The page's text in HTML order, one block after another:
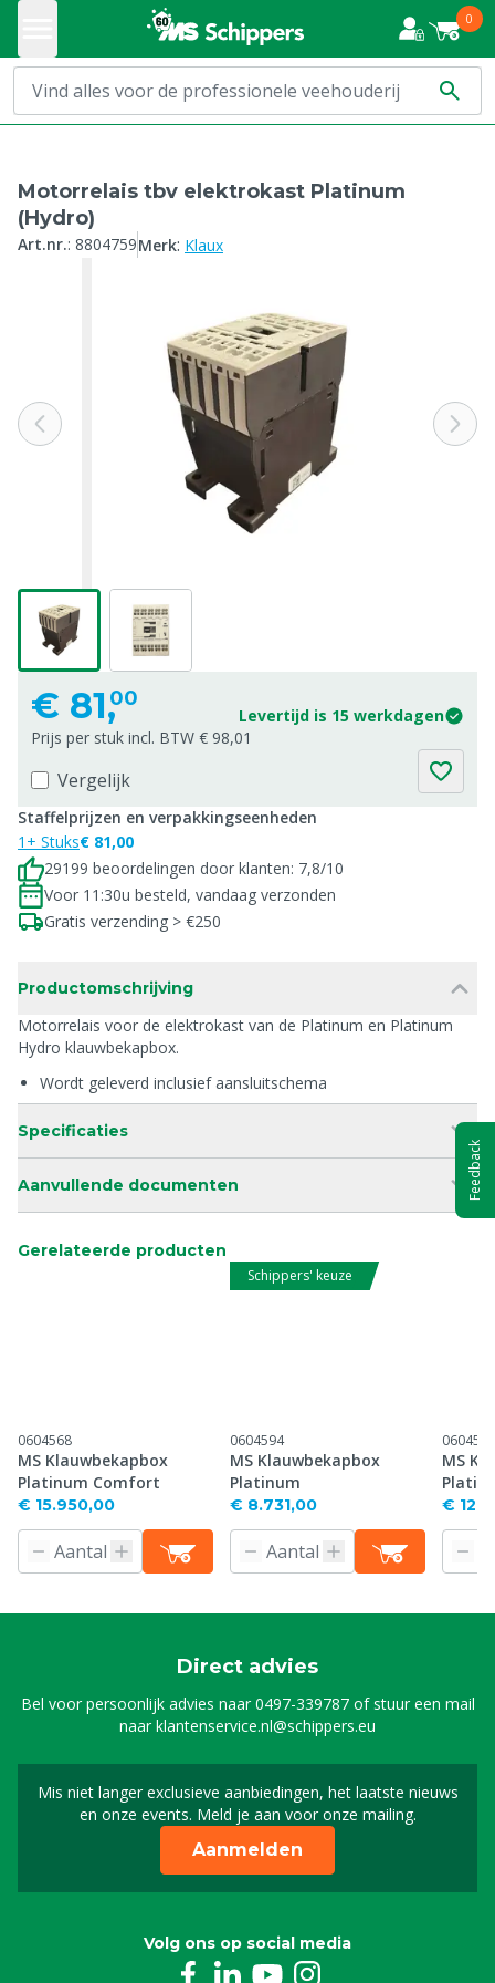
0
Motorrelais tbv elektrokast Platinum
(Hydro)
Art.nr.: 8804759Merk: Klaux
€ 81,00
Levertijd is 15 werkdagen
Prijs per stuk incl. BTW € 98,01
Vergelijk
Staffelprijzen en verpakkingseenheden
1+ Stuks€ 81,00
29199 beoordelingen door klanten: 7,8/10
Voor 11:30u besteld, vandaag verzonden
Gratis verzending > €250
Productomschrijving
Motorrelais voor de elektrokast van de Platinum en Platinum
Hydro klauwbekapbox.
Wordt geleverd inclusief aansluitschema
Specificaties
Aanvullende documenten
Gerelateerde producten
0604568
MS Klauwbekapbox
Platinum Comfort
€ 15.950,00
Schippers' keuze
0604594
MS Klauwbekapbox
Platinum
€ 8.731,00
0604595
MS
€
Direct advies
Bel voor persoonlijk advies naar0497-339787of stuur een mail
naarklantenservice.nl@schippers.eu
Mis niet langer exclusieve aanbiedingen, het laatste nieuws
en onze events. Meld je aan voor onze mailing.
Schrijf je in voor onze
Aanmelden
Volg ons op social media
Feedback